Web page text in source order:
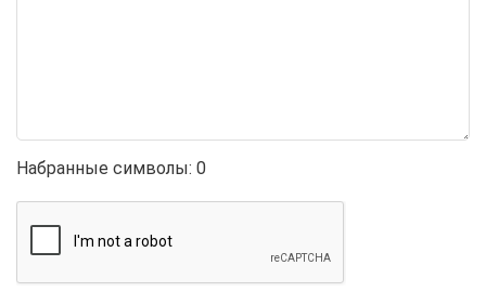
Набранные символы: 0